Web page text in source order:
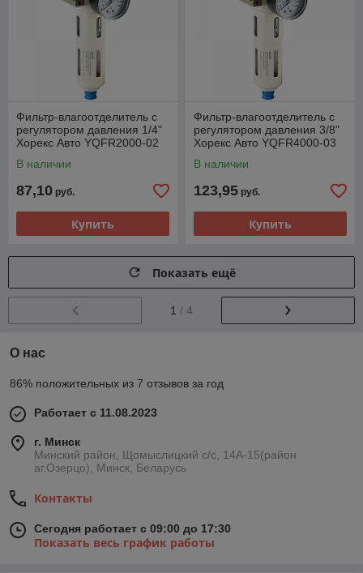
Фильтр-влагоотделитель с
регулятором давления 1/4"
Хорекс Авто YQFR2000-02
В наличии
87,10 руб.
Купить
Фильтр-влагоотделитель с
регулятором давления 3/8"
Хорекс Авто YQFR4000-03
В наличии
123,95 руб.
Купить
Показать ещё
1 / 4
О нас
86% положительных из 7 отзывов за год
Работает с 11.08.2023
г. Минск
Минский район, Щомыслицкий с/с, 14А-15(район
аг.Озерцо), Минск, Беларусь
Контакты
Сегодня работает с 09:00 до 17:30
Показать весь график работы